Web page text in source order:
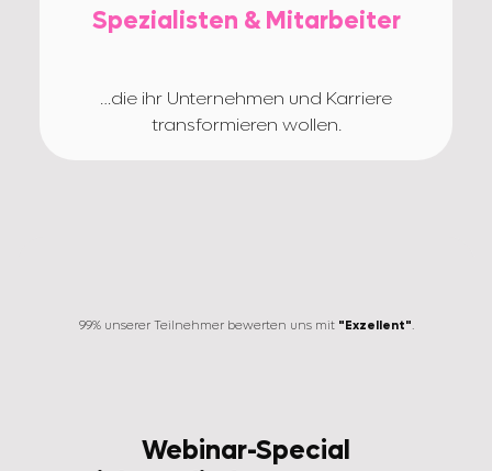
Spezialisten & Mitarbeiter
…die ihr Unternehmen und Karriere
transformieren wollen.
99% unserer Teilnehmer bewerten uns mit "Exzellent".
Webinar-Special